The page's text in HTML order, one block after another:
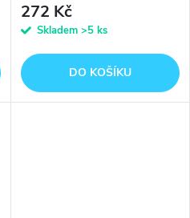
272 Kč
Skladem >5 ks
DO KOŠÍKU